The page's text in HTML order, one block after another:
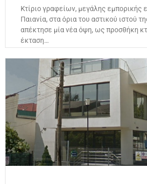
Κτίριο γραφείων, μεγάλης εμπορικής
Παιανία, στα όρια του αστικού ιστού
απέκτησε μία νέα όψη, ως προσθήκη
έκταση…